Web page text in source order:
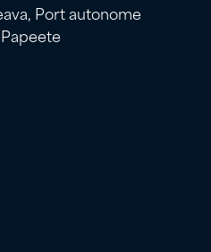
Port autonome